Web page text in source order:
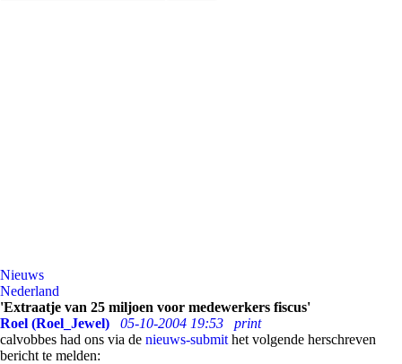
Nieuws
Nederland
'Extraatje van 25 miljoen voor medewerkers fiscus'
Roel (Roel_Jewel)
05-10-2004 19:53
print
calvobbes had ons via de nieuws-submit het volgende herschreven
bericht te melden: